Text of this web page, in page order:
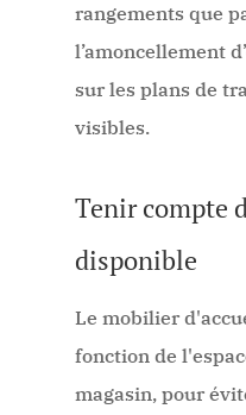
rangements que
l’amoncellement
sur les plans de
visibles.
Tenir compte
disponible
Le mobilier
fonction de
magasin, pour